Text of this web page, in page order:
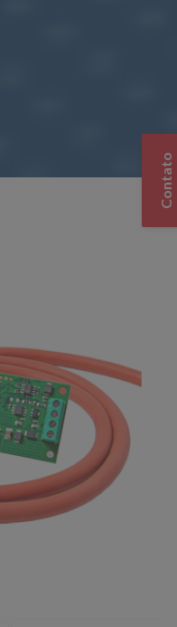
Contato